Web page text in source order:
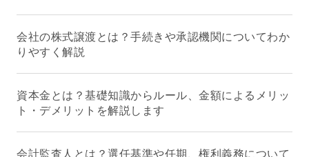
会社の株式譲渡とは？手続きや承認機関についてわか
りやすく解説
資本金とは？基礎知識からルール、金額によるメリッ
ト・デメリットを解説します
会計監査人とは？選任基準や任期、権利義務について